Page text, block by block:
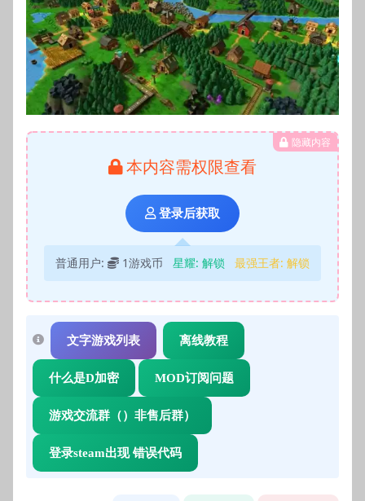
隐藏内容
本内容需权限查看
登录后获取
普通用户: 1游戏币 星耀: 解锁 最强王者: 解锁
文字游戏列表 离线教程
什么是D加密 MOD订阅问题
游戏交流群（）非售后群）
登录steam出现 错误代码